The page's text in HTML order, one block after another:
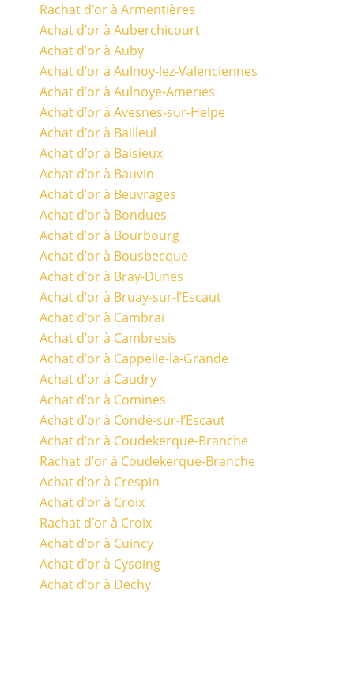
Rachat d’or à Armentières
Achat d’or à Auberchicourt
Achat d’or à Auby
Achat d’or à Aulnoy-lez-Valenciennes
Achat d’or à Aulnoye-Ameries
Achat d’or à Avesnes-sur-Helpe
Achat d’or à Bailleul
Achat d’or à Baisieux
Achat d’or à Bauvin
Achat d’or à Beuvrages
Achat d’or à Bondues
Achat d’or à Bourbourg
Achat d’or à Bousbecque
Achat d’or à Bray-Dunes
Achat d’or à Bruay-sur-l’Escaut
Achat d’or à Cambrai
Achat d’or à Cambresis
Achat d’or à Cappelle-la-Grande
Achat d’or à Caudry
Achat d’or à Comines
Achat d’or à Condé-sur-l’Escaut
Achat d’or à Coudekerque-Branche
Rachat d’or à Coudekerque-Branche
Achat d’or à Crespin
Achat d’or à Croix
Rachat d’or à Croix
Achat d’or à Cuincy
Achat d’or à Cysoing
Achat d’or à Dechy